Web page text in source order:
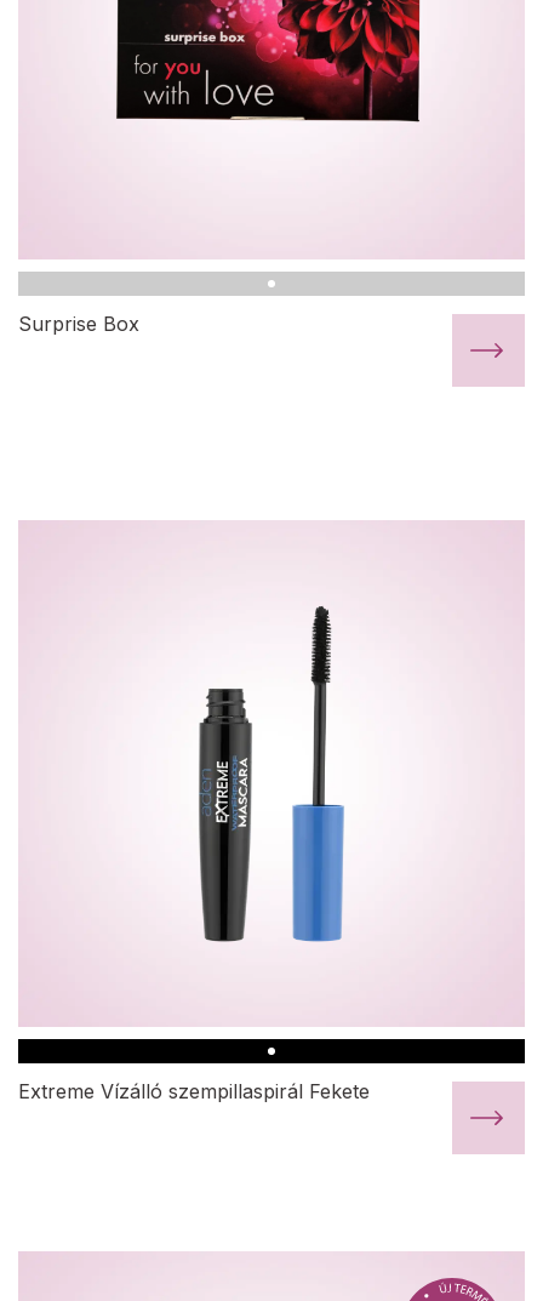
Surprise Box
Extreme Vízálló szempillaspirál Fekete